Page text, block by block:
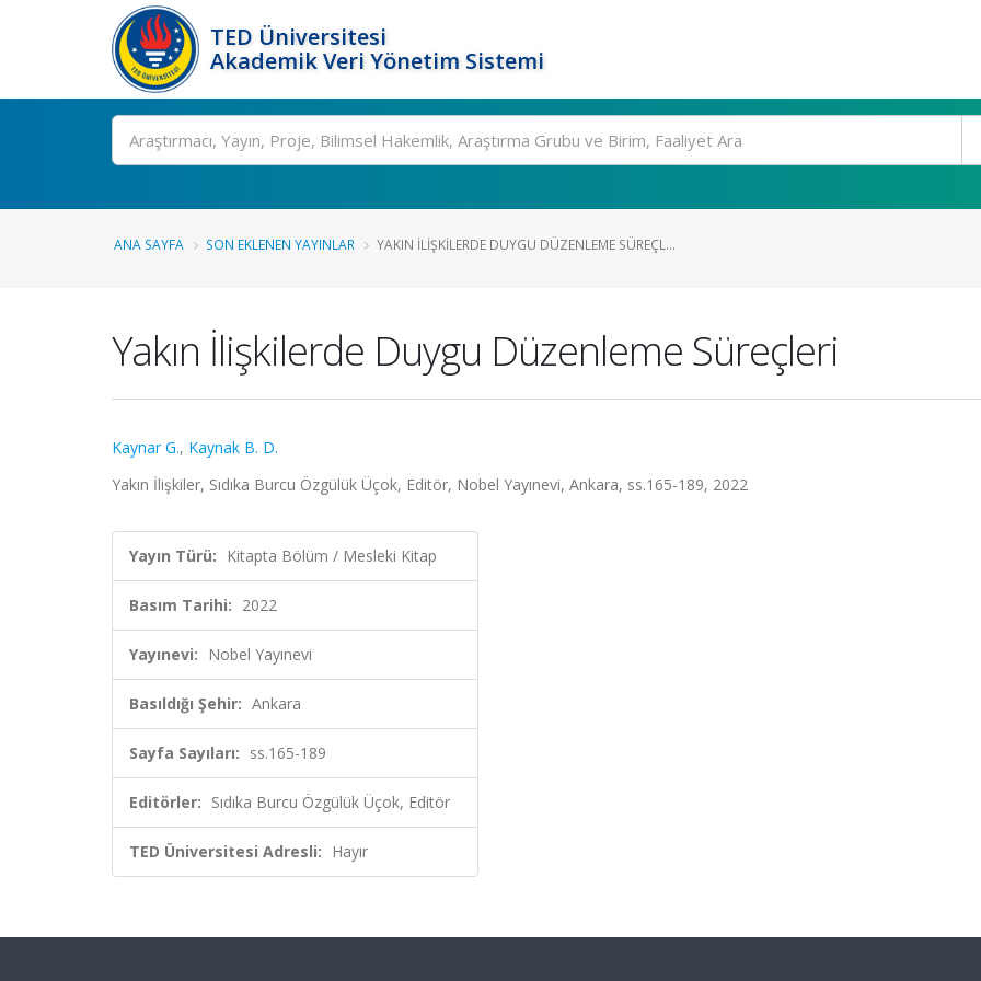
TED Üniversitesi
Akademik Veri Yönetim Sistemi
Ara
ANA SAYFA SON EKLENEN YAYINLAR YAKIN İLIŞKILERDE DUYGU DÜZENLEME SÜREÇL...
Yakın İlişkilerde Duygu Düzenleme Süreçleri
Kaynar G., Kaynak B. D.
Yakın İlişkiler, Sıdıka Burcu Özgülük Üçok, Editör, Nobel Yayınevi, Ankara, ss.165-189, 2022
Yayın Türü: Kitapta Bölüm / Mesleki Kitap
Basım Tarihi: 2022
Yayınevi: Nobel Yayınevi
Basıldığı Şehir: Ankara
Sayfa Sayıları: ss.165-189
Editörler: Sıdıka Burcu Özgülük Üçok, Editör
TED Üniversitesi Adresli: Hayır